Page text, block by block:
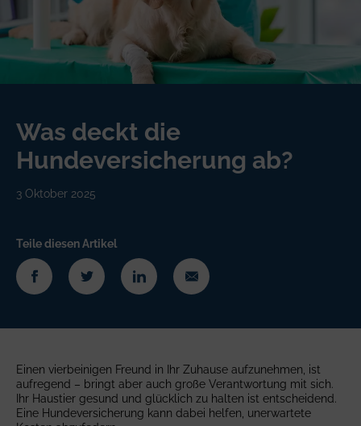
Was deckt die
Hundeversicherung ab?
3 Oktober 2025
Teile diesen Artikel
Einen vierbeinigen Freund in Ihr Zuhause aufzunehmen, ist
aufregend – bringt aber auch große Verantwortung mit sich.
Ihr Haustier gesund und glücklich zu halten ist entscheidend.
Eine Hundeversicherung kann dabei helfen, unerwartete